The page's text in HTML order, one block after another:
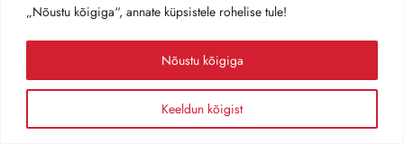
„Nõustu kõigiga“, annate küpsistele rohelise tule!
Keeldun kõigist
Nõustu kõigiga
Ostukorv
Minu konto